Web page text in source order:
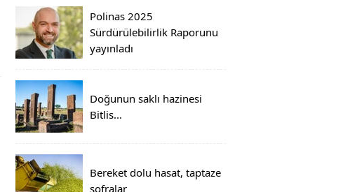
Polinas 2025
Sürdürülebilirlik Raporunu
yayınladı
Doğunun saklı hazinesi
Bitlis...
Bereket dolu hasat, taptaze
sofralar